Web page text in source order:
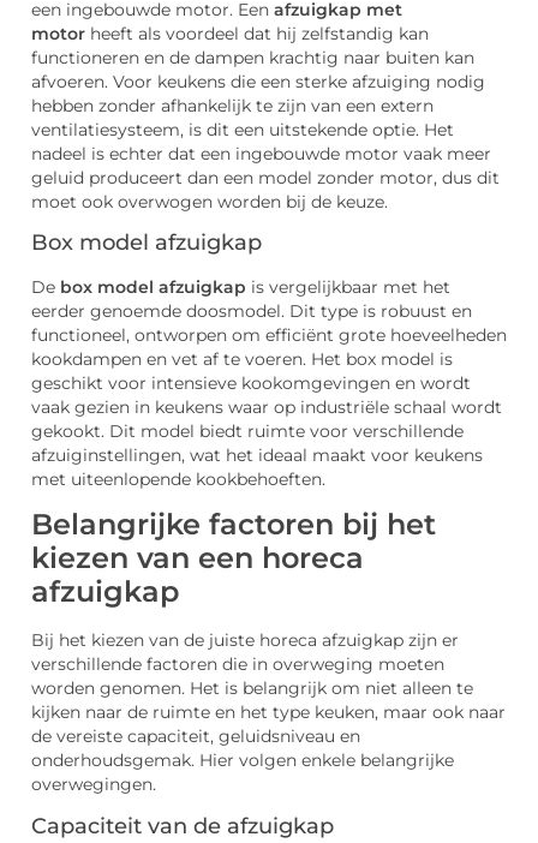
een ingebouwde motor. Een afzuigkap met
motor heeft als voordeel dat hij zelfstandig kan
functioneren en de dampen krachtig naar buiten kan
afvoeren. Voor keukens die een sterke afzuiging nodig
hebben zonder afhankelijk te zijn van een extern
ventilatiesysteem, is dit een uitstekende optie. Het
nadeel is echter dat een ingebouwde motor vaak meer
geluid produceert dan een model zonder motor, dus dit
moet ook overwogen worden bij de keuze.
Box model afzuigkap
De box model afzuigkap is vergelijkbaar met het
eerder genoemde doosmodel. Dit type is robuust en
functioneel, ontworpen om efficiënt grote hoeveelheden
kookdampen en vet af te voeren. Het box model is
geschikt voor intensieve kookomgevingen en wordt
vaak gezien in keukens waar op industriële schaal wordt
gekookt. Dit model biedt ruimte voor verschillende
afzuiginstellingen, wat het ideaal maakt voor keukens
met uiteenlopende kookbehoeften.
Belangrijke factoren bij het
kiezen van een horeca
afzuigkap
Bij het kiezen van de juiste horeca afzuigkap zijn er
verschillende factoren die in overweging moeten
worden genomen. Het is belangrijk om niet alleen te
kijken naar de ruimte en het type keuken, maar ook naar
de vereiste capaciteit, geluidsniveau en
onderhoudsgemak. Hier volgen enkele belangrijke
overwegingen.
Capaciteit van de afzuigkap